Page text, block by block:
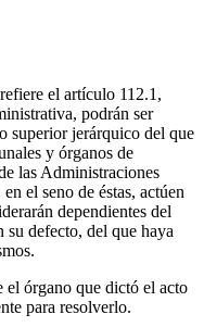
el artículo 112.1,
podrán ser
superior jerárquico del que
y órganos de
las Administraciones
el seno de éstas, actúen
dependientes del
su defecto, del que haya
el órgano que dictó el acto
para resolverlo.